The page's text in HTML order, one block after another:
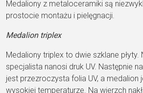
Medaliony z metaloceramiki są
prostocie montażu i pielęgnacji.
Medalion triplex
Medaliony triplex to dwie szklane płyty.
specjalista nanosi druk UV. Następnie
jest przezroczysta folia UV, a medalion
wysokiej temperaturze. Na wierzch